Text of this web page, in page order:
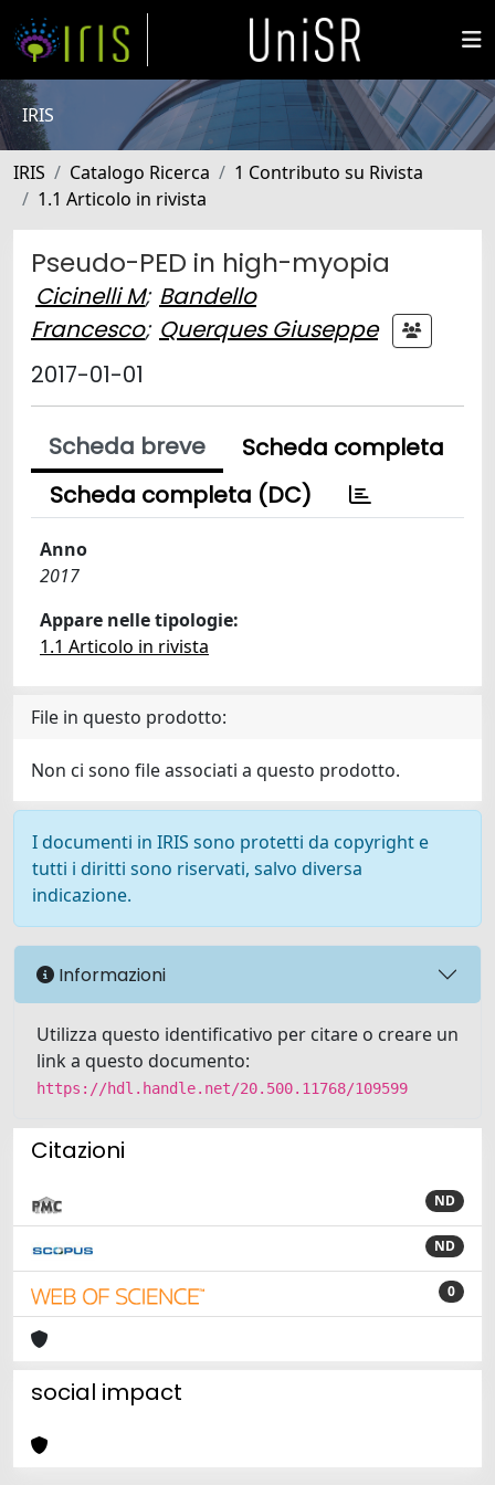
IRIS
IRIS Catalogo Ricerca
1 Contributo su Rivista
1.1 Articolo in rivista
Pseudo-PED in high-myopia
Cicinelli M; Bandello
Francesco; Querques Giuseppe
2017-01-01
Scheda breve
Scheda completa
Scheda completa (DC)
Anno
2017
Appare nelle tipologie:
1.1 Articolo in rivista
File in questo prodotto:
Non ci sono file associati a questo prodotto.
I documenti in IRIS sono protetti da copyright e
tutti i diritti sono riservati, salvo diversa
indicazione.
Informazioni
Utilizza questo identificativo per citare o creare un
link a questo documento:
https://hdl.handle.net/20.500.11768/109599
Citazioni
ND
ND
0
social impact